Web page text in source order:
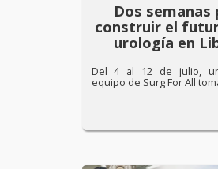
Dos semanas
construir el
urología en
Del 4 al 12 de julio,
equipo de Surg For All